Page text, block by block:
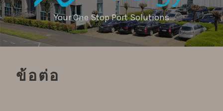
Your One Stop Port Solutions
ข้อต่อ